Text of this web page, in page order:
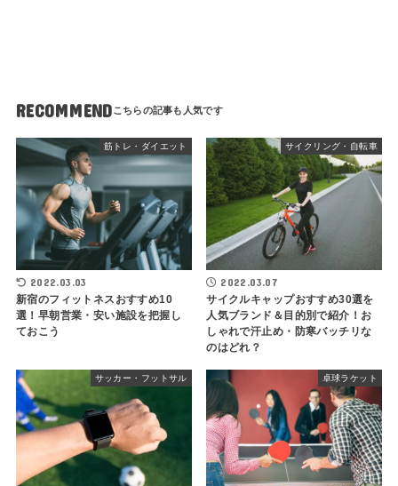
RECOMMEND
筋トレ・ダイエット
2022.03.03
新宿のフィットネスおすすめ10
選！早朝営業・安い施設を把握し
ておこう
サイクリング・自転車
2022.03.07
サイクルキャップおすすめ30選を
人気ブランド＆目的別で紹介！お
しゃれで汗止め・防寒バッチリな
のはどれ？
サッカー・フットサル 卓球ラケット